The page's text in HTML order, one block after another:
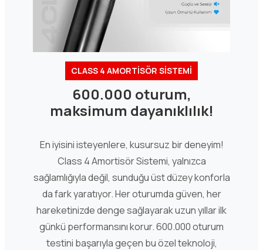
CLASS 4 AMORTİSÖR SİSTEMİ
600.000 oturum,
maksimum dayanıklılık!
En iyisini isteyenlere, kusursuz bir deneyim!
Class 4 Amortisör Sistemi, yalnızca
sağlamlığıyla değil, sunduğu üst düzey konforla
da fark yaratıyor. Her oturumda güven, her
hareketinizde denge sağlayarak uzun yıllar ilk
günkü performansını korur. 600.000 oturum
testini başarıyla geçen bu özel teknoloji,